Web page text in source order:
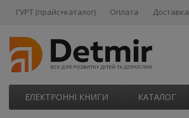
ГУРТ (прайс+каталог) Оплата Доставка
ЕЛЕКТРОННІ КНИГИ КАТАЛОГ